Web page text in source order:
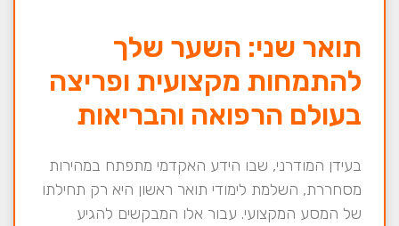
תואר שני: השער שלך
להתמחות מקצועית ופריצה
בעולם הרפואה והבריאות
בעידן המודרני, שבו הידע האקדמי מתפתח במהירות
מסחררת, השלמת לימודי תואר ראשון היא רק תחילתו
של המסע המקצועי. עבור אלו המבקשים להגיע